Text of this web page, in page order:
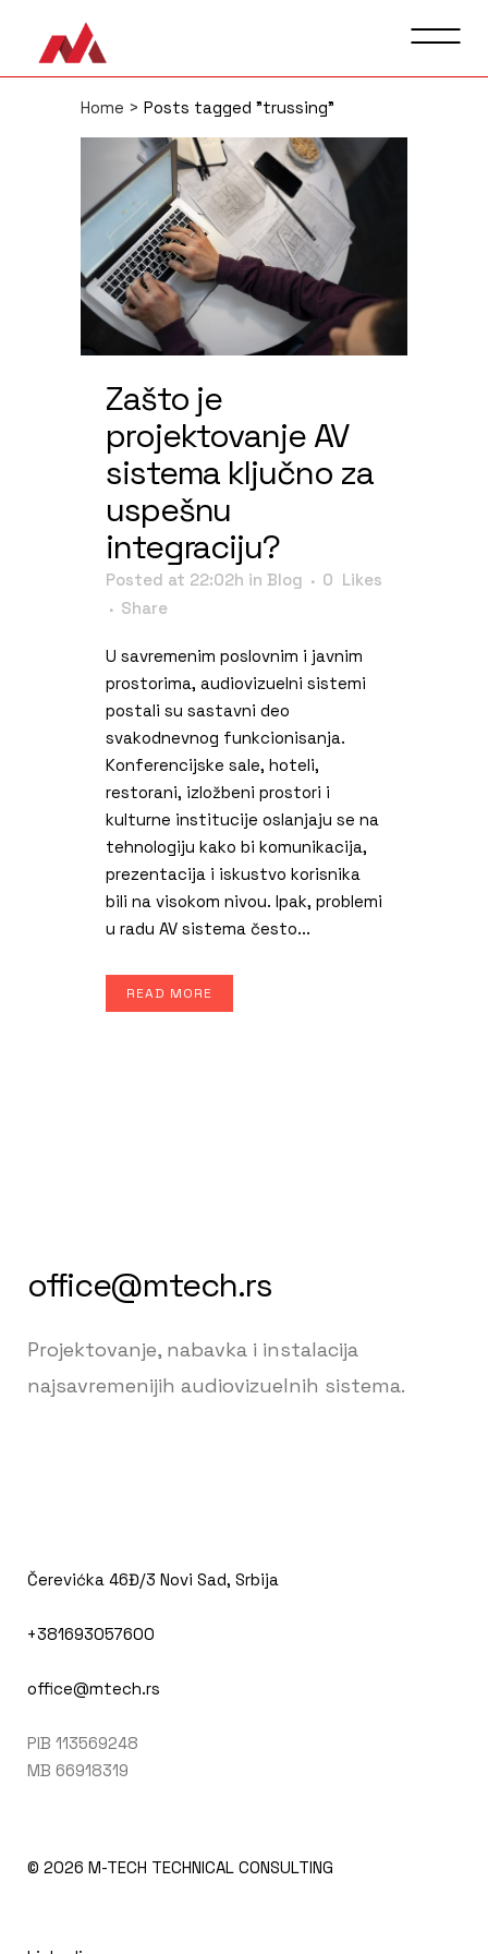
Home > Posts tagged "trussing"
Zašto je
projektovanje AV
sistema ključno za
uspešnu
integraciju?
Posted at 22:02h in Blog 0 Likes
Share
U savremenim poslovnim i javnim
prostorima, audiovizuelni sistemi
postali su sastavni deo
svakodnevnog funkcionisanja.
Konferencijske sale, hoteli,
restorani, izložbeni prostori i
kulturne institucije oslanjaju se na
tehnologiju kako bi komunikacija,
prezentacija i iskustvo korisnika
bili na visokom nivou. Ipak, problemi
u radu AV sistema često...
READ MORE
office@mtech.rs
Projektovanje, nabavka i instalacija
najsavremenijih audiovizuelnih sistema.
Čerevićka 46Đ/3 Novi Sad, Srbija
+381693057600
office@mtech.rs
PIB 113569248
MB 66918319
© 2026 M-TECH TECHNICAL CONSULTING